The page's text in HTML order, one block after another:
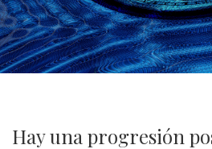
Hay una progresión